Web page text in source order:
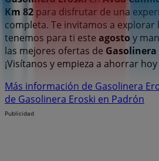
Km 82 para disfrutar de una
completa. Te invitamos a
tenemos para ti este agosto y
las mejores ofertas de Gasolinera
¡Visítanos y empieza a ahorrar
Más información de Gasolinera
de Gasolinera Eroski en Padrón
Publicidad